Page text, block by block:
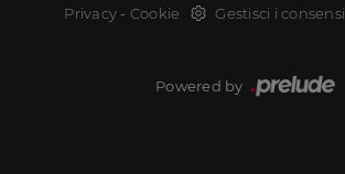
Privacy - Cookie Gestisci i consensi
Powered by